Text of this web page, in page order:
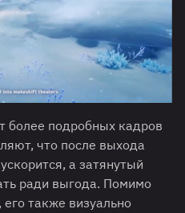
более подробных кадров
что после выхода
а затянутый
ради выгода. Помимо
также визуально